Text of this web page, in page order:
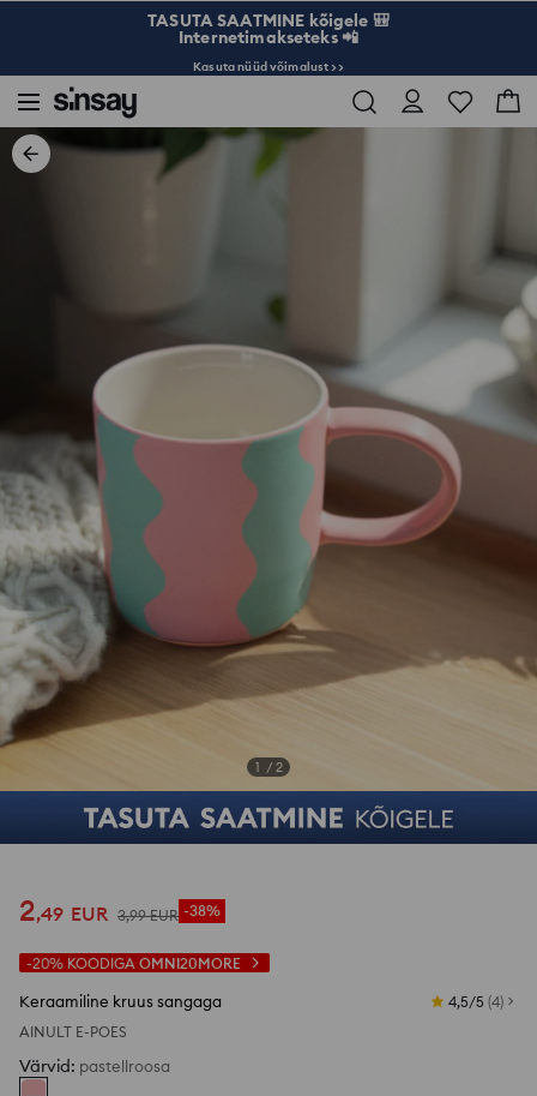
TASUTA SAATMINE kõigele 🎒
Internetimakseteks 📲
Kasuta nüüd võimalust >>
si_productpage_user_photos_button_title
1 / 2
2,49 EUR 3,99 EUR -38%
-20% KOODIGA OMNI20MORE
Keraamiline kruus sangaga 4,5/5 (4)
AINULT E-POES
Värvid: pastellroosa